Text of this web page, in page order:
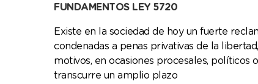
FUNDAMENTOS LEY 5720
Existe en la sociedad de hoy un fuerte
condenadas a penas privativas de la
motivos, en ocasiones procesales, políticos
transcurre un amplio plazo